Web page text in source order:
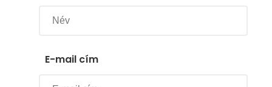
E-mail cím